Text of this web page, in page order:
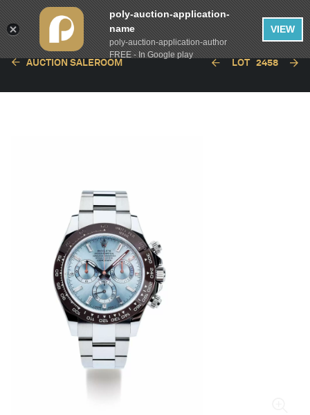
AUCTION SALEROOM LOT 2458
poly-auction-application-
name
poly-auction-application-author
FREE - In Google play
VIEW